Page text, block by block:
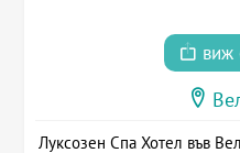
виж
Луксозен Спа Хотел във